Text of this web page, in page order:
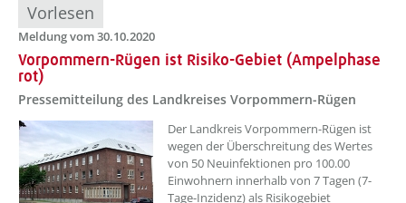
Vorlesen
Meldung vom 30.10.2020
Vorpommern-Rügen ist Risiko-Gebiet (Ampelphase
rot)
Pressemitteilung des Landkreises Vorpommern-Rügen
Der Landkreis Vorpommern-Rügen ist
wegen der Überschreitung des Wertes
von 50 Neuinfektionen pro 100.00
Einwohnern innerhalb von 7 Tagen (7-
Tage-Inzidenz) als Risikogebiet